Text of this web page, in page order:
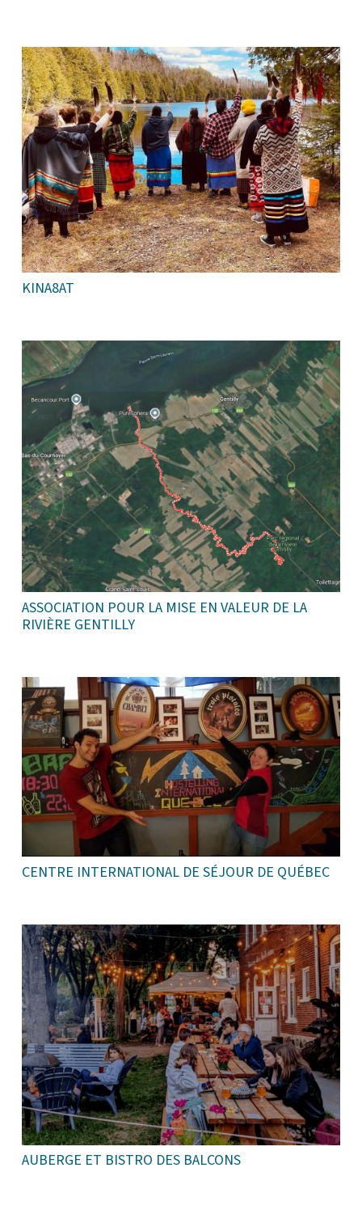
KINA8AT
ASSOCIATION POUR LA MISE EN VALEUR DE LA
RIVIÈRE GENTILLY
CENTRE INTERNATIONAL DE SÉJOUR DE QUÉBEC
AUBERGE ET BISTRO DES BALCONS